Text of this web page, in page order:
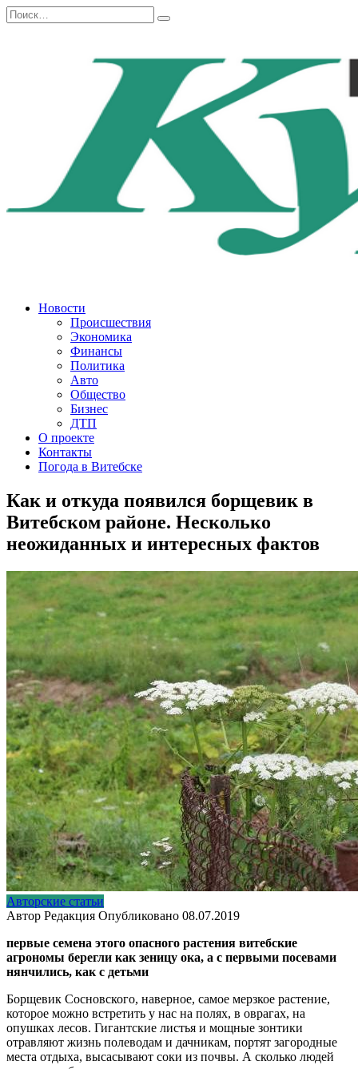
Перейти
к
Search
for:
Новости
Происшествия
Экономика
Финансы
Политика
Авто
Общество
Бизнес
ДТП
О проекте
Контакты
Погода в Витебске
Как и откуда появился борщевик в
Витебском районе. Несколько
неожиданных и интересных фактов
Авторские статьи
Автор Редакция Опубликовано 08.07.2019
первые семена этого опасного растения витебские
агрономы берегли как зеницу ока, а с первыми посевами
нянчились, как с детьми
Борщевик Сосновского, наверное, самое мерзкое растение,
которое можно встретить у нас на полях, в оврагах, на
опушках лесов. Гигантские листья и мощные зонтики
отравляют жизнь полеводам и дачникам, портят загородные
места отдыха, высасывают соки из почвы. А сколько людей